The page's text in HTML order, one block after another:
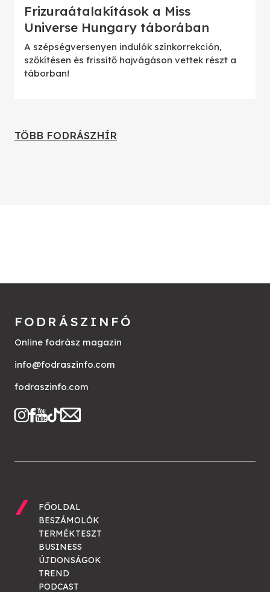
Frizuraátalakítások a Miss
Universe Hungary táborában
A szépségversenyen indulók színkorrekción,
szőkítésen és frissítő hajvágáson vettek részt a
táborban!
TÖBB FODRÁSZHÍR
FODRÁSZINFÓ
Online fodrász magazin
info@fodraszinfo.com
fodraszinfo.com
FŐOLDAL
BESZÁMOLÓK
TERMÉKTESZT
BUSINESS
ÚJDONSÁGOK
TREND
PODCAST